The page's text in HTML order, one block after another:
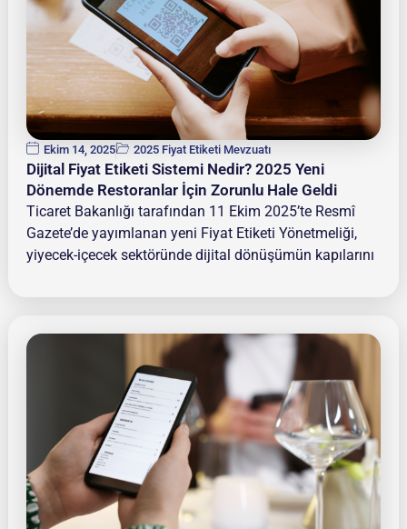
Ekim 14, 2025 2025 Fiyat Etiketi Mevzuatı
Dijital Fiyat Etiketi Sistemi Nedir? 2025 Yeni
Dönemde Restoranlar İçin Zorunlu Hale Geldi
Ticaret Bakanlığı tarafından 11 Ekim 2025’te Resmî
Gazete’de yayımlanan yeni Fiyat Etiketi Yönetmeliği,
yiyecek-içecek sektöründe dijital dönüşümün kapılarını